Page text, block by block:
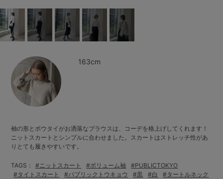
163cm
袖の形とボウタイがお洒落なブラウスは、コーデを格上げしてくれます！
ニットスカートとシンプルに合わせました。スカートはストレッチ性があ
りとても履きやすいです。
TAGS： #ニットスカート #ボリューム袖
#PUBLICTOKYO
#タイトスカート
#パブリックトウキョウ #黒 #白
#タートルネック